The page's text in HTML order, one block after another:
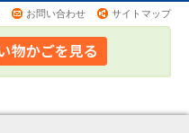
お問い合わせ サイトマップ